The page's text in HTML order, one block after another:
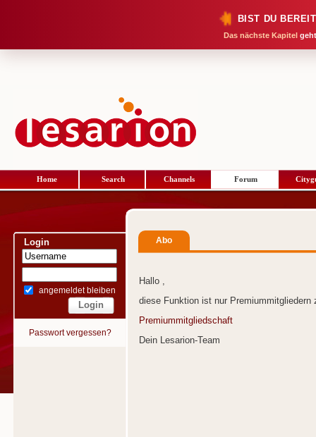
BIST DU
Das nächste Kapitel
Home Search Channels Forum
Login
angemeldet bleiben
Passwort vergessen?
Abo
Hallo ,
diese Funktion ist nur Premiummitgliedern
Premiummitgliedschaft
Dein Lesarion-Team